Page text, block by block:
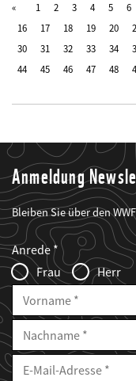
1 2 3 4 5 6
16
17 18 19 20
30
31 32 33 34
44
45 46 47 48
Anmeldung
Bleiben Sie über den
Web2Case
Infofelder
Fieldset
anrede_name
Anrede
Frau
Herr
Vorname
Nachname
E-
Mailadresse
E-